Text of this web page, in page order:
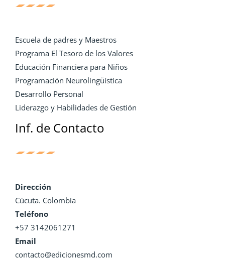
Escuela de padres y Maestros
Programa El Tesoro de los Valores
Educación Financiera para Niños
Programación Neurolingüística
Desarrollo Personal
Liderazgo y Habilidades de Gestión
Inf. de Contacto
Dirección
Cúcuta. Colombia
Teléfono
+57 3142061271
Email
contacto@edicionesmd.com